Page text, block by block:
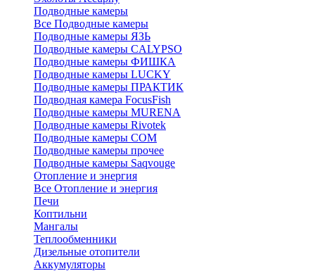
Подводные камеры
Все Подводные камеры
Подводные камеры ЯЗЬ
Подводные камеры CALYPSO
Подводные камеры ФИШКА
Подводные камеры LUCKY
Подводные камеры ПРАКТИК
Подводная камера FocusFish
Подводные камеры MURENA
Подводные камеры Rivotek
Подводные камеры СОМ
Подводные камеры прочее
Подводные камеры Saqvouge
Отопление и энергия
Все Отопление и энергия
Печи
Коптильни
Мангалы
Теплообменники
Дизельные отопители
Аккумуляторы